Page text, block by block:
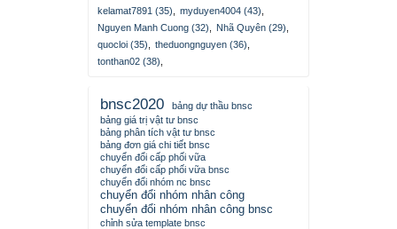
kelamat7891 (35)
myduyen4004 (43)
Nguyen Manh Cuong (32)
Nhã Quyên (29)
quocloi (35)
theduongnguyen (36)
tonthan02 (38)
bnsc2020
bảng dự thầu bnsc
bảng giá trị vật tư bnsc
bảng phân tích vật tư bnsc
bảng đơn giá chi tiết bnsc
chuyển đổi cấp phối vữa
chuyển đổi cấp phối vữa bnsc
chuyển đổi nhóm nc bnsc
chuyển đổi nhóm nhân công
chuyển đổi nhóm nhân công bnsc
chỉnh sửa template bnsc